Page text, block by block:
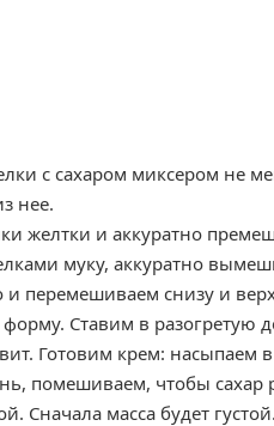
с сахаром миксером не
нее.
желтки и аккуратно
муку, аккуратно
и перемешиваем снизу и
Ставим в разогретую
Готовим крем: насыпаем
помешиваем, чтобы сахар
Сначала масса будет